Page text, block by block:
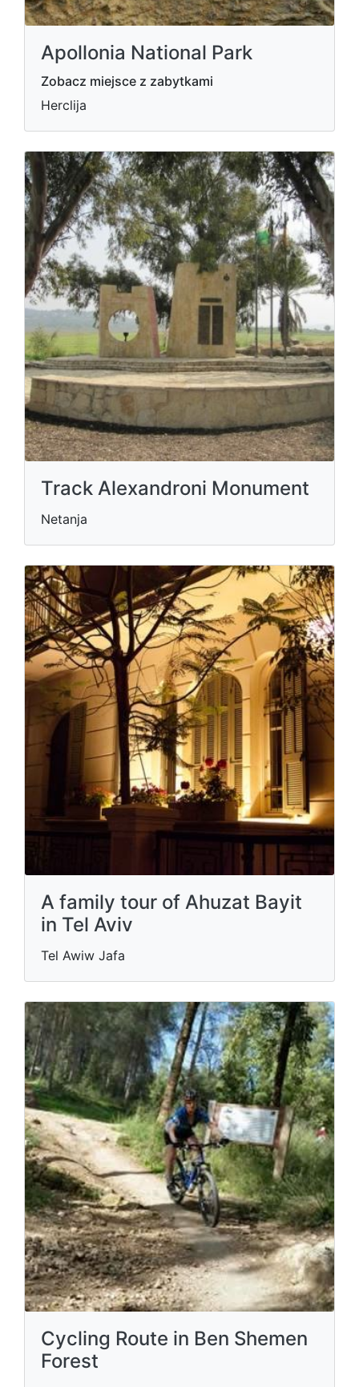
Apollonia National Park
Zobacz miejsce z zabytkami
Herclija
Track Alexandroni Monument
Netanja
A family tour of Ahuzat Bayit
in Tel Aviv
Tel Awiw Jafa
Cycling Route in Ben Shemen
Forest